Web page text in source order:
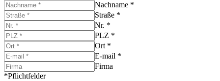
Nachname *
Straße *
Nr. *
PLZ *
Ort *
E-mail *
Firma
*Pflichtfelder